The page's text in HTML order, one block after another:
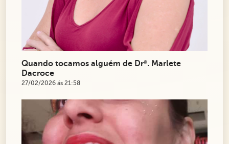
Quando tocamos alguém de Drª. Marlete
Dacroce
27/02/2026 ás 21:58